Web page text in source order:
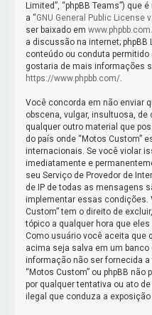
Limited”, “phpBB Teams”)
a “GNU General Public License
ser baixado emwww.phpbb.com
a discussão na internet;
conteúdo ou conduta
gostaria de mais informações
https://www.phpbb.com/.
Você concorda em não enviar
obscena, vulgar, insultuosa, de
qualquer outro material que
do país onde “Motos Custom”
internacionais. Se você violar
imediatamente e
seu Serviço de Provedor de
de IP de todas as mensagens
implementar essas condições.
Custom” tem o direito de
tópico a qualquer hora que
Como usuário você aceita que
acima seja salva em um banco
informação não ser fornecida
“Motos Custom” ou phpBB
por qualquer tentativa ou ato
ilegal que conduza a